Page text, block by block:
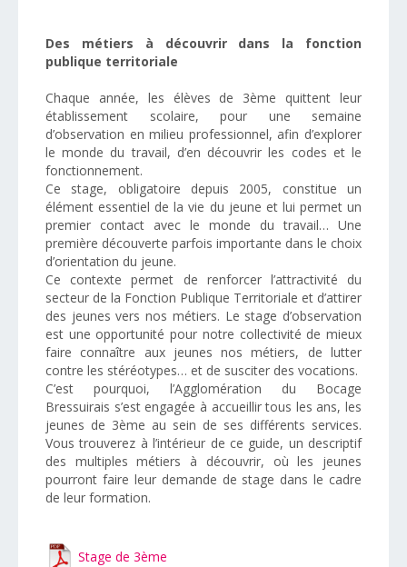
Des métiers à découvrir dans la fonction
publique territoriale
Chaque année, les élèves de 3ème quittent leur
établissement scolaire, pour une semaine
d’observation en milieu professionnel, afin d’explorer
le monde du travail, d’en découvrir les codes et le
fonctionnement.
Ce stage, obligatoire depuis 2005, constitue un
élément essentiel de la vie du jeune et lui permet un
premier contact avec le monde du travail… Une
première découverte parfois importante dans le choix
d’orientation du jeune.
Ce contexte permet de renforcer l’attractivité du
secteur de la Fonction Publique Territoriale et d’attirer
des jeunes vers nos métiers. Le stage d’observation
est une opportunité pour notre collectivité de mieux
faire connaître aux jeunes nos métiers, de lutter
contre les stéréotypes… et de susciter des vocations.
C’est pourquoi, l’Agglomération du Bocage
Bressuirais s’est engagée à accueillir tous les ans, les
jeunes de 3ème au sein de ses différents services.
Vous trouverez à l’intérieur de ce guide, un descriptif
des multiples métiers à découvrir, où les jeunes
pourront faire leur demande de stage dans le cadre
de leur formation.
Stage de 3ème